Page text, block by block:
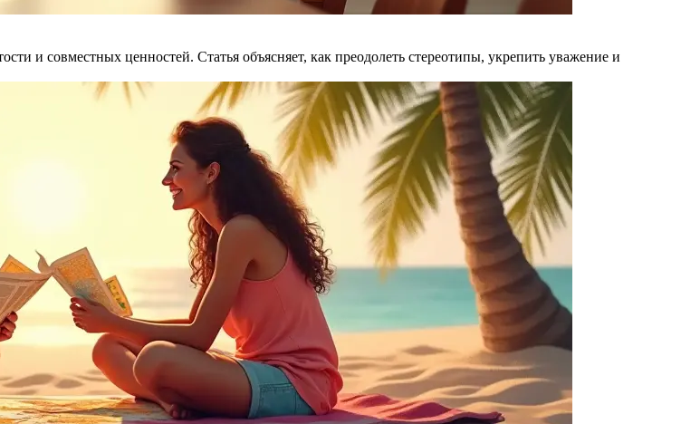
и совместных ценностей. Статья объясняет, как преодолеть стереотипы, укрепить уважение и